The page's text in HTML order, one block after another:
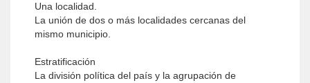
Una localidad.
La unión de dos o más localidades cercanas del
mismo municipio.
Estratificación
La división política del país y la agrupación de